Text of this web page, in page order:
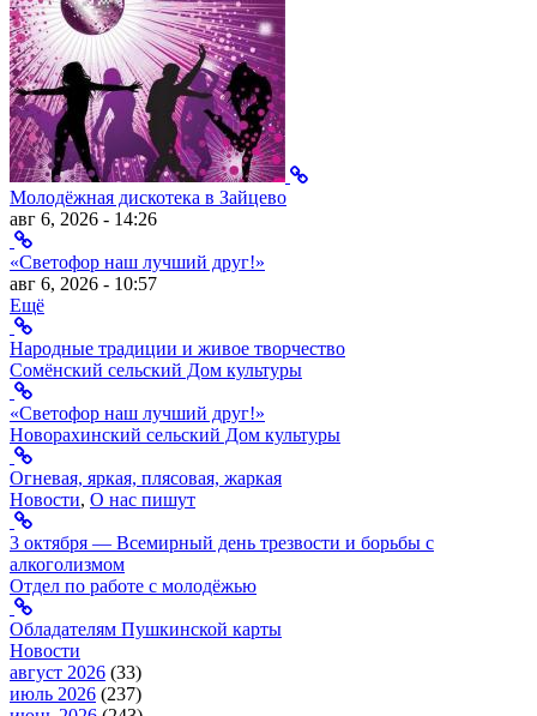
Молодёжная дискотека в Зайцево
авг 6, 2026 - 14:26
«Светофор наш лучший друг!»
авг 6, 2026 - 10:57
Ещё
Народные традиции и живое творчество
Сомёнский сельский Дом культуры
«Светофор наш лучший друг!»
Новорахинский сельский Дом культуры
Огневая, яркая, плясовая, жаркая
Новости, О нас пишут
3 октября — Всемирный день трезвости и борьбы с
алкоголизмом
Отдел по работе с молодёжью
Обладателям Пушкинской карты
Новости
август 2026 (33)
июль 2026 (237)